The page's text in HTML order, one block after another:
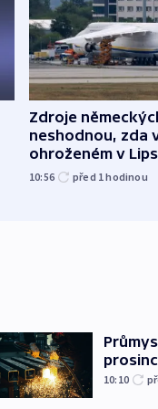
Zdroje
neshodnou, zda
ohroženém v
munice
10:56 před 1hodinou
10:10